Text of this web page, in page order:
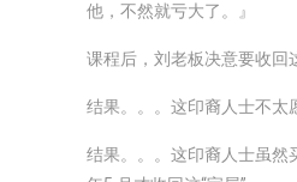
他，不然就亏大了。』
课程后，刘老板决意要收回
结果。。。这印裔人士不太
结果。。。这印裔人士虽然